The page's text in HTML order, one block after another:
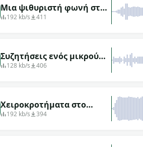
Μια ψιθυριστή φωνή στο
θέατρο
192 kb/s 411
Συζητήσεις ενός μικρού
πλήθους στο καμαρίνι του
128 kb/s 406
Χειροκροτήματα στο
θέατρο
192 kb/s 394